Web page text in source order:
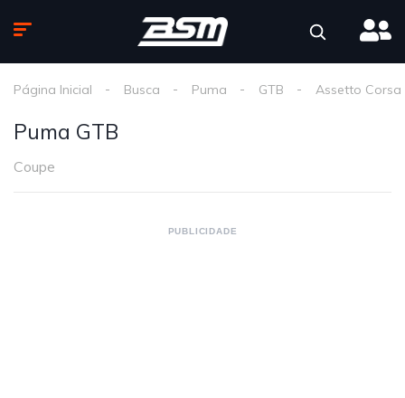
Página Inicial Busca Puma GTB Assetto Corsa
Puma GTB
Coupe
PUBLICIDADE